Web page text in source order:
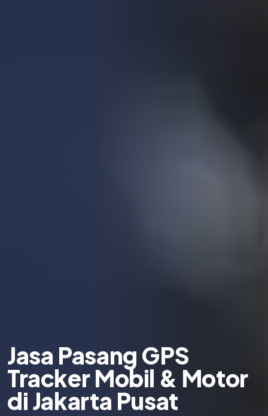
Jasa Pasang GPS
Tracker Mobil & Motor
diJakarta Pusat